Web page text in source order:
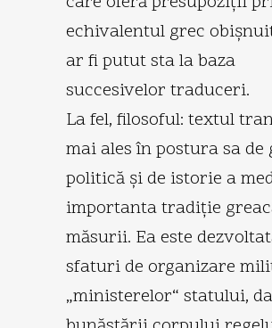
echivalentul grec
ar fi putut sta la baza
succesivelor traduceri.
La fel, filosoful: textul
mai ales în postura sa de
politică şi de istorie a
importanta tradiţie
măsurii. Ea este
sfaturi de organizare
„ministerelor“ statului,